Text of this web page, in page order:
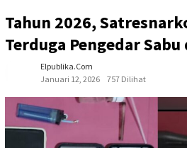
Tahun 2026,
Terduga Pengedar
Elpublika.com
Januari 12, 2026
757 Dilihat